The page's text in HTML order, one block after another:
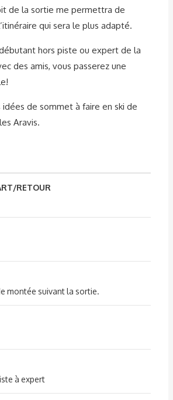
de la sortie me permettra de
qui sera le plus adapté.
hors piste ou expert de la
des amis, vous passerez une
idées de sommet à faire en ski de
Aravis.
RETOUR
montée suivant la sortie.
à expert